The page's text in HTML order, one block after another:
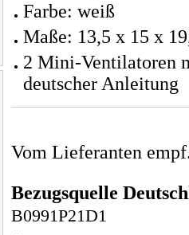
Farbe: weiß
Maße: 13,5 x 15 x
2 Mini-Ventilatoren
deutscher Anleitung
Vom Lieferanten
Bezugsquelle
B0991P21D1